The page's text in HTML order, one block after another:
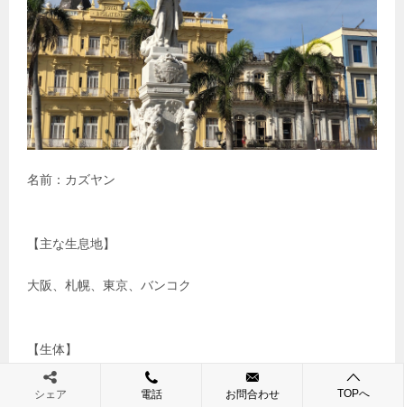
名前：カズヤン
【主な生息地】
大阪、札幌、東京、バンコク
【生体】
ネットが繋がればどこでもお金を稼げるのをモットーに活
シェア 電話 お問合わせ TOPへ